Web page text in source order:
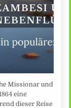
Missionar und
eine
dieser Reise